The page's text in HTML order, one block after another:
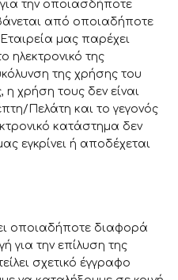
την οποιασδήποτε
από οποιαδήποτε
μας παρέχει
ηλεκτρονικό της
της χρήσης του
η χρήση τους δεν είναι
Πελάτη και το γεγονός
κατάστημα δεν
εγκρίνει ή αποδέχεται
οποιαδήποτε διαφορά
για την επίλυση της
σχετικό έγγραφο